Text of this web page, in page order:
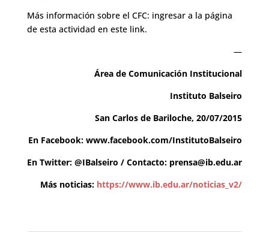
Más información sobre el CFC: ingresar a la página
de esta actividad en este link.
—
Área de Comunicación Institucional
Instituto Balseiro
San Carlos de Bariloche, 20/07/2015
En Facebook:www.facebook.com/InstitutoBalseiro
En Twitter: @IBalseiro / Contacto: prensa@ib.edu.ar
Más noticias: https://www.ib.edu.ar/noticias_v2/